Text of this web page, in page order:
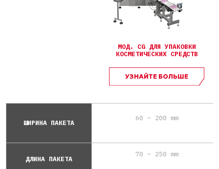
МОД. СG ДЛЯ УПАКОВКИ
КОСМЕТИЧЕСКИХ СРЕДСТВ
УЗНАЙТЕ БОЛЬШЕ
ШИРИНА ПАКЕТА
60 – 200 mm
ДЛИНА ПАКЕТА
70 – 250 mm